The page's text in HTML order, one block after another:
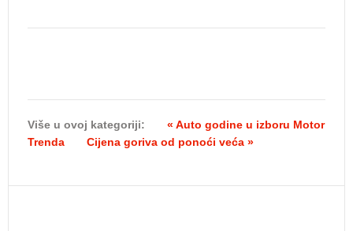
Više u ovoj kategoriji:
« Auto godine u izboru Motor
Trenda
Cijena goriva od ponoći veća »